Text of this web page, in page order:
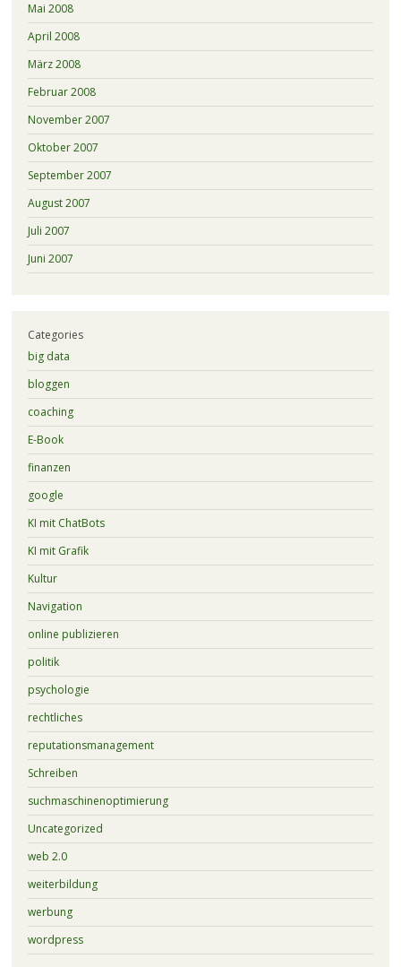
Mai 2008
April 2008
März 2008
Februar 2008
November 2007
Oktober 2007
September 2007
August 2007
Juli 2007
Juni 2007
Categories
big data
bloggen
coaching
E-Book
finanzen
google
KI mit ChatBots
KI mit Grafik
Kultur
Navigation
online publizieren
politik
psychologie
rechtliches
reputationsmanagement
Schreiben
suchmaschinenoptimierung
Uncategorized
web 2.0
weiterbildung
werbung
wordpress